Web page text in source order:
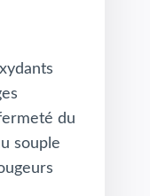
du
souple